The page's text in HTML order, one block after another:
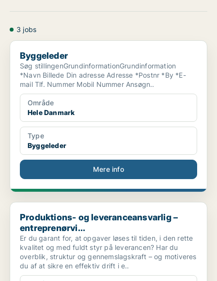
3 jobs
Byggeleder
Byggeleder
Søg stillingenGrundinformationGrundinformation
*Navn Billede Din adresse Adresse *Postnr *By *E-
mail Tlf. Nummer Mobil Nummer Ansøgn..
Område
Hele Danmark
Type
Byggeleder
Mere info
Produktions- og leveranceansvarlig – entreprenørvi...
Produktions- og leveranceansvarlig –
entreprenørvi...
Er du garant for, at opgaver løses til tiden, i den rette
kvalitet og med fuldt styr på leverancen? Har du
overblik, struktur og gennemslagskraft – og motiveres
du af at sikre en effektiv drift i e..